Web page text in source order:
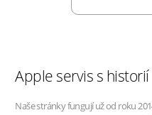
Apple servis s historií
Naše stránky fungují už od roku